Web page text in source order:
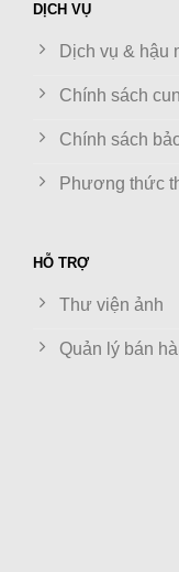
DỊCH VỤ
Dịch vụ & hậu
Chính sách
Chính sách
Phương thức
HỖ TRỢ
Thư viện ảnh
Quản lý bán